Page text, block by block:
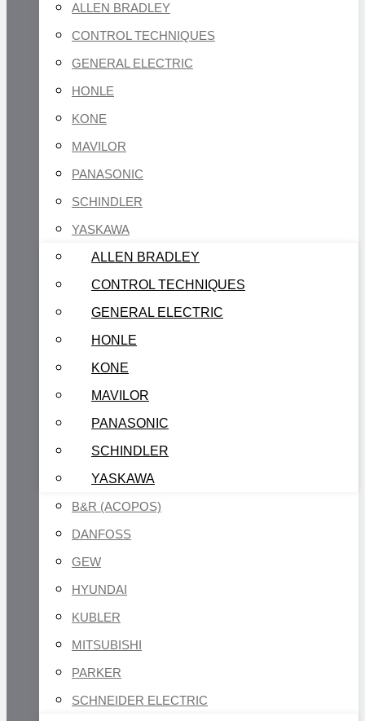
ALLEN BRADLEY
CONTROL TECHNIQUES
GENERAL ELECTRIC
HONLE
KONE
MAVILOR
PANASONIC
SCHINDLER
YASKAWA
ALLEN BRADLEY
CONTROL TECHNIQUES
GENERAL ELECTRIC
HONLE
KONE
MAVILOR
PANASONIC
SCHINDLER
YASKAWA
B&R (ACOPOS)
DANFOSS
GEW
HYUNDAI
KUBLER
MITSUBISHI
PARKER
SCHNEIDER ELECTRIC